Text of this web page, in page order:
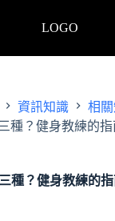
LOGO
資訊知識
相
種？健身教練的
種？健身教練的